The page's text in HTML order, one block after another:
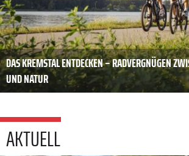
DAS KREMSTAL ENTDECKEN – RADVERGNÜGEN
UND NATUR
AKTUELL